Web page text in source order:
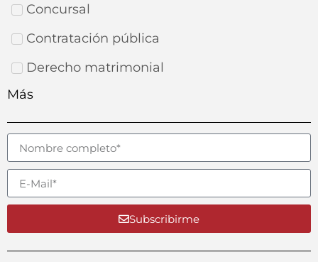
Concursal
Contratación pública
Derecho matrimonial
Más
Subscribirme